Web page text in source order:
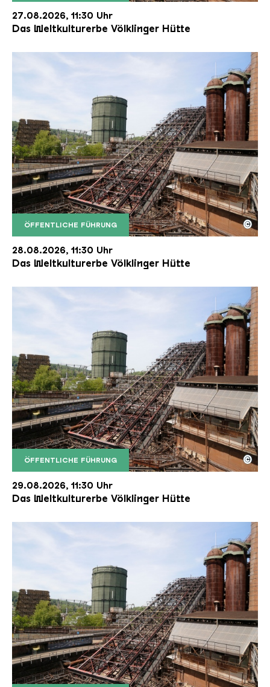
27.08.2026, 11:30 Uhr
Das Weltkulturerbe Völklinger Hütte
ÖFFENTLICHE FÜHRUNG
Der Erzschrägaufzug der Völklinger Hütte mit
Copyright: Weltkulturerbe Völklinger Hütte | Karl
©
28.08.2026, 11:30 Uhr
Das Weltkulturerbe Völklinger Hütte
ÖFFENTLICHE FÜHRUNG
Der Erzschrägaufzug der Völklinger Hütte mit
Copyright: Weltkulturerbe Völklinger Hütte | Karl
©
29.08.2026, 11:30 Uhr
Das Weltkulturerbe Völklinger Hütte